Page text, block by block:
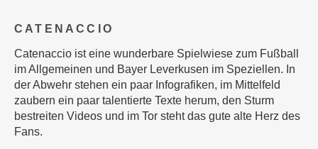
CATENACCIO
Catenaccio ist eine wunderbare Spielwiese zum Fußball
im Allgemeinen und Bayer Leverkusen im Speziellen. In
der Abwehr stehen ein paar Infografiken, im Mittelfeld
zaubern ein paar talentierte Texte herum, den Sturm
bestreiten Videos und im Tor steht das gute alte Herz des
Fans.